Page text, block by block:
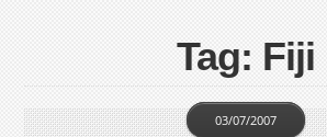
Tag: Fiji
03/07/2007